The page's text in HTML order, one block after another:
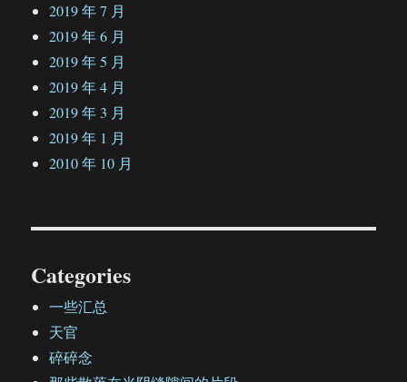
2019 年 7 月
2019 年 6 月
2019 年 5 月
2019 年 4 月
2019 年 3 月
2019 年 1 月
2010 年 10 月
Categories
一些汇总
天官
碎碎念